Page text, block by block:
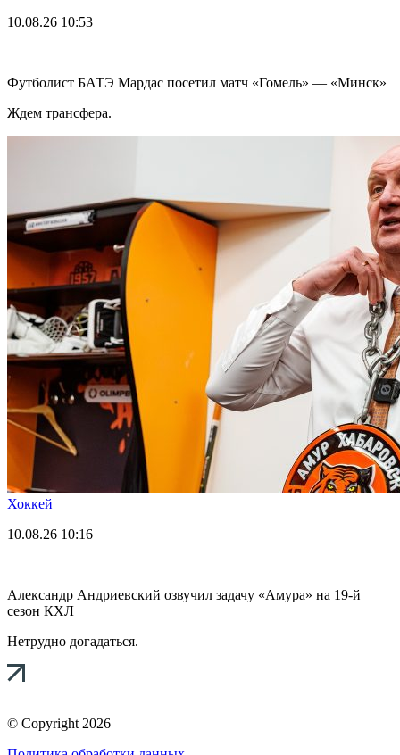
10.08.26 10:53
Футболист БАТЭ Мардас посетил матч «Гомель» — «Минск»
Ждем трансфера.
Хоккей
10.08.26 10:16
Александр Андриевский озвучил задачу «Амура» на 19-й
сезон КХЛ
Нетрудно догадаться.
© Copyright 2026